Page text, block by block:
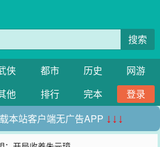
搜索
侠 都市 历史
网游
他 排行 完本
登录
本站客户端无广告APP ↓↓↓